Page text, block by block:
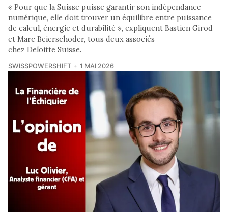
« Pour que la Suisse puisse garantir son indépendance
numérique, elle doit trouver un équilibre entre puissance
de calcul, énergie et durabilité », expliquent Bastien Girod
et Marc Beierschoder, tous deux associés
chez Deloitte Suisse.
SWISSPOWERSHIFT 1 MAI 2026